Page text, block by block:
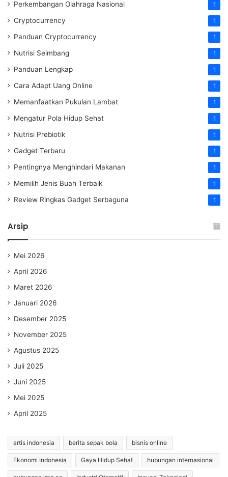
Perkembangan Olahraga Nasional 1
Cryptocurrency 1
Panduan Cryptocurrency 1
Nutrisi Seimbang 1
Panduan Lengkap 1
Cara Adapt Uang Online 1
Memanfaatkan Pukulan Lambat 1
Mengatur Pola Hidup Sehat 1
Nutrisi Prebiotik 1
Gadget Terbaru 1
Pentingnya Menghindari Makanan 1
Memilih Jenis Buah Terbaik 1
Review Ringkas Gadget Serbaguna 1
Arsip
Mei 2026
April 2026
Maret 2026
Januari 2026
Desember 2025
November 2025
Agustus 2025
Juli 2025
Juni 2025
Mei 2025
April 2025
artis indonesia berita sepak bola bisnis online
Ekonomi Indonesia Gaya Hidup Sehat hubungan internasional